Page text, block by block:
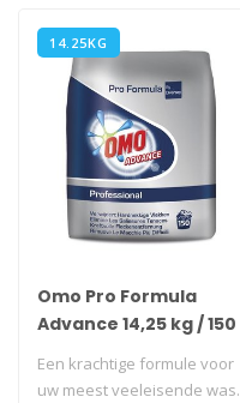
14.25KG
Omo Pro Formula
Advance 14,25 kg / 150
wasbeurten
Een krachtige formule voor
uw meest veeleisende was.